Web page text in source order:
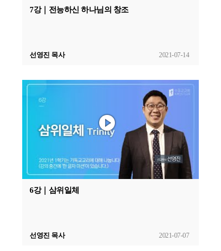
7강｜전능하신 하나님의 창조
2021-07-14
선영진 목사
6강｜삼위일체
2021-07-07
선영진 목사